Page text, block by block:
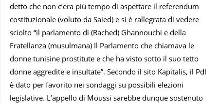
detto che non c’era più tempo di aspettare il referendum
costituzionale (voluto da Saied) e si è rallegrata di vedere
sciolto “il parlamento di (Rached) Ghannouchi e della
Fratellanza (musulmana) Il Parlamento che chiamava le
donne tunisine prostitute e che ha visto sotto il suo tetto
donne aggredite e insultate”. Secondo il sito Kapitalis, il Pdl
è dato per favorito nei sondaggi su possibili elezioni
legislative. L’appello di Moussi sarebbe dunque sostenuto